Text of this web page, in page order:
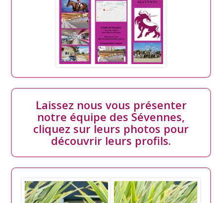
Laissez nous vous présenter
notre équipe des Sévennes,
cliquez sur leurs photos pour
découvrir leurs profils.